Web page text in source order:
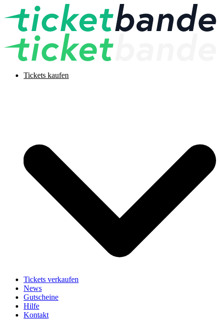
Tickets kaufen
Tickets verkaufen
News
Gutscheine
Hilfe
Kontakt